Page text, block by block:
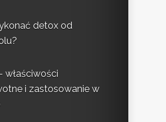
detox od
właściwości
i zastosowanie w